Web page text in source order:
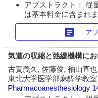
アブストラクト： 従
は基本料金に含まれま
article ア
気道の収縮と弛緩機構に
古賀義久, 佐藤俊, 袖山直
東北大学医学部麻酔学教室
Pharmacoanesthesiology